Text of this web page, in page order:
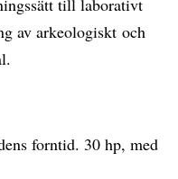
till laborativt
av arkeologiskt och
forntid. 30 hp, med